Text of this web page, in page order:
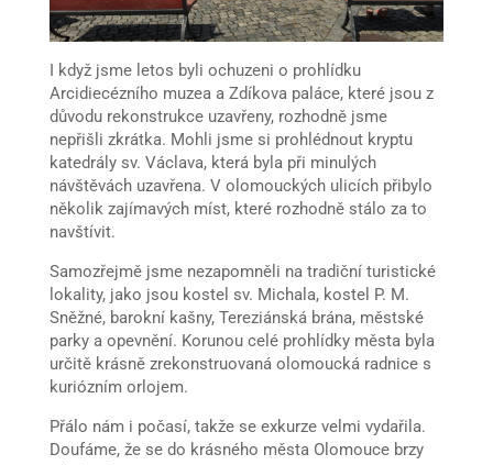
I když jsme letos byli ochuzeni o prohlídku
Arcidiecézního muzea a Zdíkova paláce, které jsou z
důvodu rekonstrukce uzavřeny, rozhodně jsme
nepřišli zkrátka. Mohli jsme si prohlédnout kryptu
katedrály sv. Václava, která byla při minulých
návštěvách uzavřena. V olomouckých ulicích přibylo
několik zajímavých míst, které rozhodně stálo za to
navštívit.
Samozřejmě jsme nezapomněli na tradiční turistické
lokality, jako jsou kostel sv. Michala, kostel P. M.
Sněžné, barokní kašny, Tereziánská brána, městské
parky a opevnění. Korunou celé prohlídky města byla
určitě krásně zrekonstruovaná olomoucká radnice s
kuriózním orlojem.
Přálo nám i počasí, takže se exkurze velmi vydařila.
Doufáme, že se do krásného města Olomouce brzy